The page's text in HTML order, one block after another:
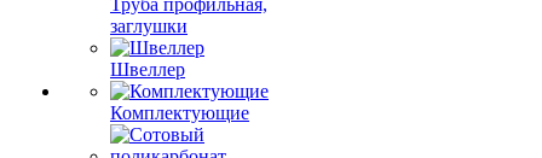
Труба профильная,
заглушки
Швеллер
Комплектующие